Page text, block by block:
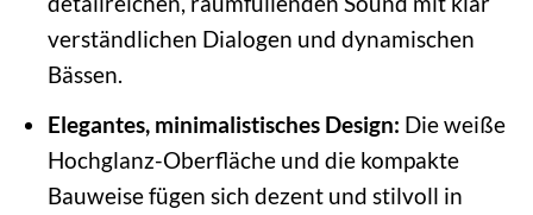
verständlichen Dialogen und dynamischen
Bässen.
Elegantes, minimalistisches Design: Die weiße
Hochglanz-Oberfläche und die kompakte
Bauweise fügen sich dezent und stilvoll in